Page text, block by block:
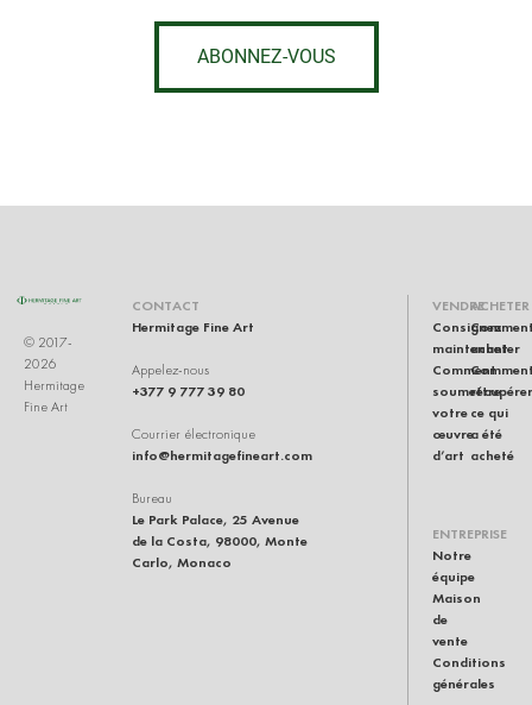
ABONNEZ-VOUS
© 2017-
2026
Hermitage
Fine Art
CONTACT
Hermitage Fine Art
Appelez-nous
+377 9 777 39 80
Courrier électronique
info@hermitagefineart.com
Bureau
Le Park Palace, 25 Avenue
de la Costa, 98000, Monte
Carlo, Monaco
VENDRE
Consignez
maintenant
Comment
soumettre
votre
œuvre
d’art
ACHETER
acheter
récupérer
ce qui
a été
acheté
ENTREPRISE
Notre
équipe
Maison
de
vente
Conditions
générales